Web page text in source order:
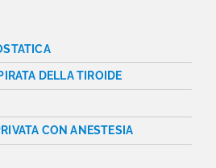
DELLA TIROIDE
CON ANESTESIA